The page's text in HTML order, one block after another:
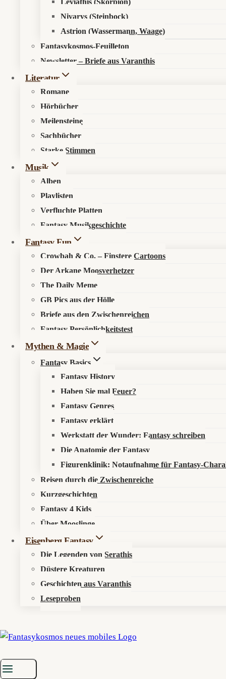
Leviathis (Skorpion)
Nivarys (Steinbock)
Astrion (Wassermann, Waage)
Fantasykosmos-Feuilleton
Newsletter – Briefe aus Varanthis
Literatur
Romane
Hörbücher
Meilensteine
Sachbücher
Starke Stimmen
Musik
Alben
Playlisten
Verfluchte Platten
Fantasy Musikgeschichte
Fantasy Fun
Crowbah & Co. – Finstere Cartoons
Der Arkane Moosverhetzer
The Daily Meme
GB Pics aus der Hölle
Briefe aus den Zwischenreichen
Fantasy Persönlichkeitstest
Mythen & Magie
Fantasy Basics
Fantasy History
Haben Sie mal Feuer?
Fantasy Genres
Fantasy erklärt
Werkstatt der Wunder: Fantasy schreiben
Die Anatomie der Fantasy
Figurenklinik: Notaufnahme für Fantasy-
Reisen durch die Zwischenreiche
Kurzgeschichten
Fantasy 4 Kids
Über Mooslinge
Eisenberg Fantasy
Die Legenden von Serathis
Düstere Kreaturen
Geschichten aus Varanthis
Leseproben
🔍Suche im Fantasykosmos
Spüre verborgene Pfade auf, entdecke neue Werke oder
Startseite»Musik»